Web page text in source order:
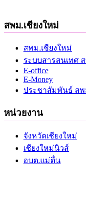
สพม.เชียงใหม่
สพม.เชียงใหม่
ระบบสารสนเทศ
E-office
E-Money
ประชาสัมพันธ์ สพ
หน่วยงาน
จังหวัดเชียงใหม่
เชียงใหม่นิวส์
อบต.แม่ตื่น